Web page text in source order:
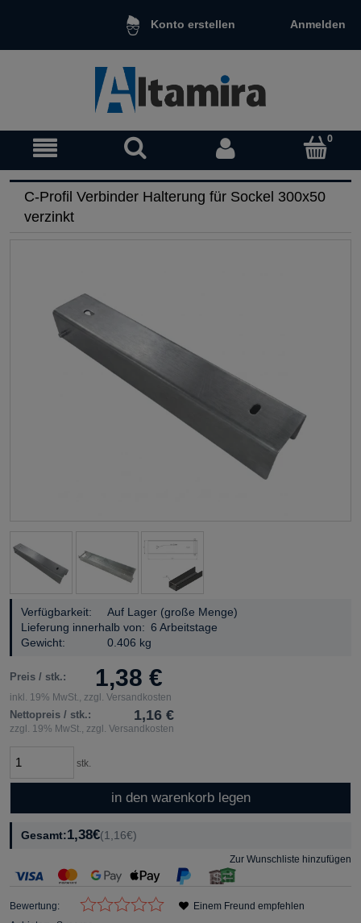
Konto erstellen Anmelden
C-Profil Verbinder Halterung für Sockel 300x50
verzinkt
Verfügbarkeit:
Auf Lager (große Menge)
Lieferung innerhalb von: 6 Arbeitstage
Gewicht:
0.406 kg
Preis / stk.: 1,38 €
inkl. 19% MwSt., zzgl. Versandkosten
Nettopreis / stk.: 1,16 €
zzgl. 19% MwSt., zzgl. Versandkosten
stk.
in den warenkorb legen
Gesamt:1,38€(1,16€)
Zur Wunschliste hinzufügen
Bewertung:
Einem Freund empfehlen